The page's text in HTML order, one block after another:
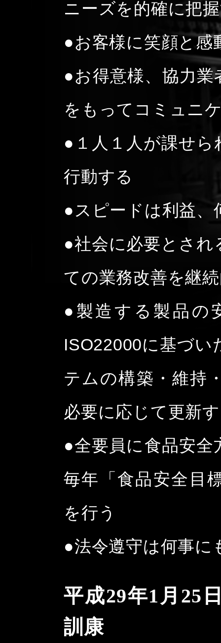
ニーズを的確に把
●お客様に笑顔と感
●お得意様、協力
をもってコミュニ
●１人１人が課せ
行動する
●スピードは利益、
●社会に必要とさ
ての業務改善を継
●製造する製品の
ISO22000に基づい
テムの構築・維持
必要に応じて更新
●全要員に食品安
毎年「食品安全目
を行う
●法令遵守は何事に
平成29年1月25
訓康